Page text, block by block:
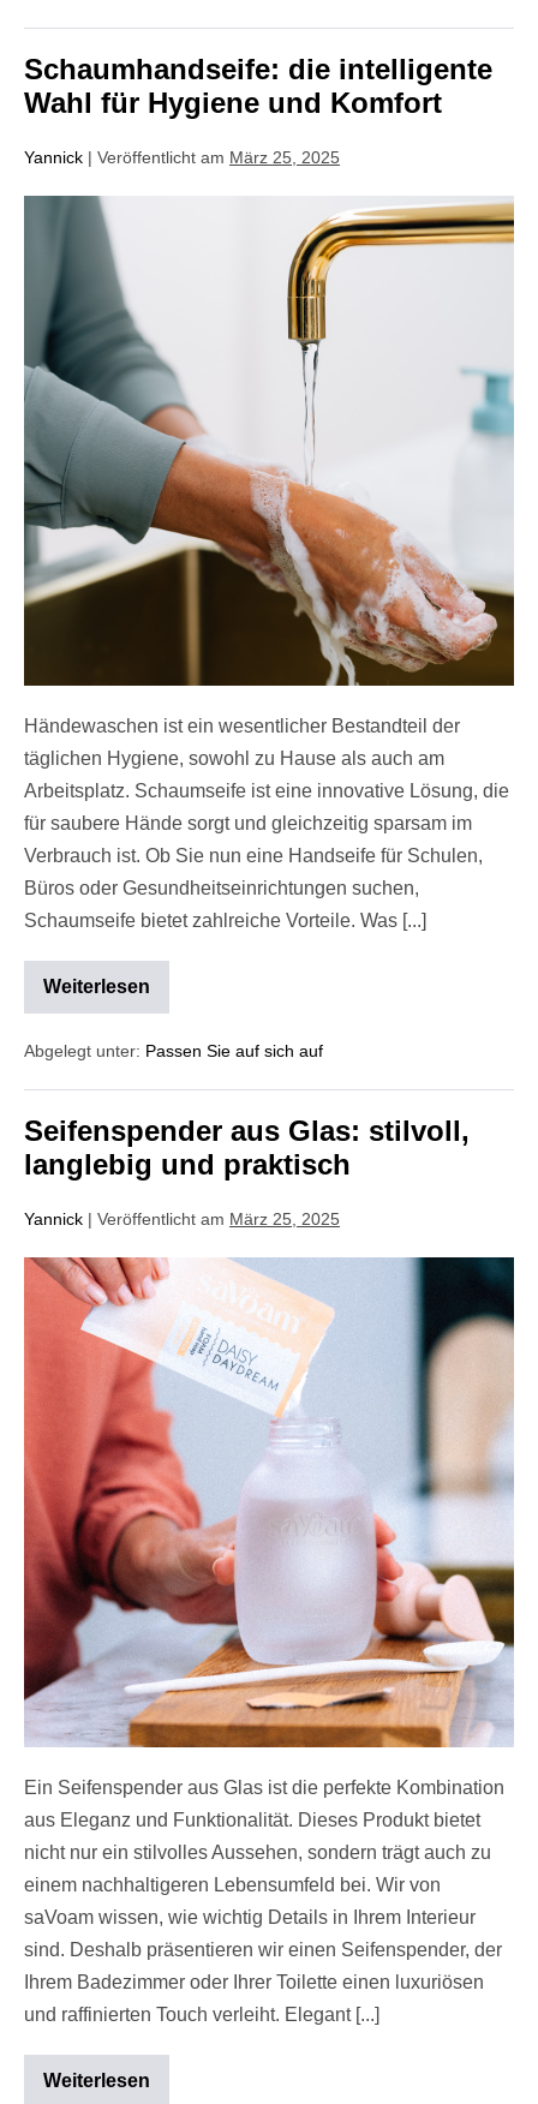
Schaumhandseife: die intelligente
Wahl für Hygiene und Komfort
Yannick | Veröffentlicht am März 25, 2025
Händewaschen ist ein wesentlicher Bestandteil der
täglichen Hygiene, sowohl zu Hause als auch am
Arbeitsplatz. Schaumseife ist eine innovative Lösung, die
für saubere Hände sorgt und gleichzeitig sparsam im
Verbrauch ist. Ob Sie nun eine Handseife für Schulen,
Büros oder Gesundheitseinrichtungen suchen,
Schaumseife bietet zahlreiche Vorteile. Was [...]
Weiterlesen
Abgelegt unter: Passen Sie auf sich auf
Seifenspender aus Glas: stilvoll,
langlebig und praktisch
Yannick | Veröffentlicht am März 25, 2025
Ein Seifenspender aus Glas ist die perfekte Kombination
aus Eleganz und Funktionalität. Dieses Produkt bietet
nicht nur ein stilvolles Aussehen, sondern trägt auch zu
einem nachhaltigeren Lebensumfeld bei. Wir von
saVoam wissen, wie wichtig Details in Ihrem Interieur
sind. Deshalb präsentieren wir einen Seifenspender, der
Ihrem Badezimmer oder Ihrer Toilette einen luxuriösen
und raffinierten Touch verleiht. Elegant [...]
Weiterlesen